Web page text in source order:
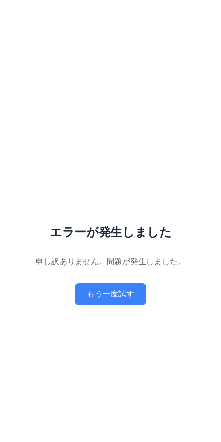
エラーが発生しました
申し訳ありません。問題が発生しました。
もう一度試す